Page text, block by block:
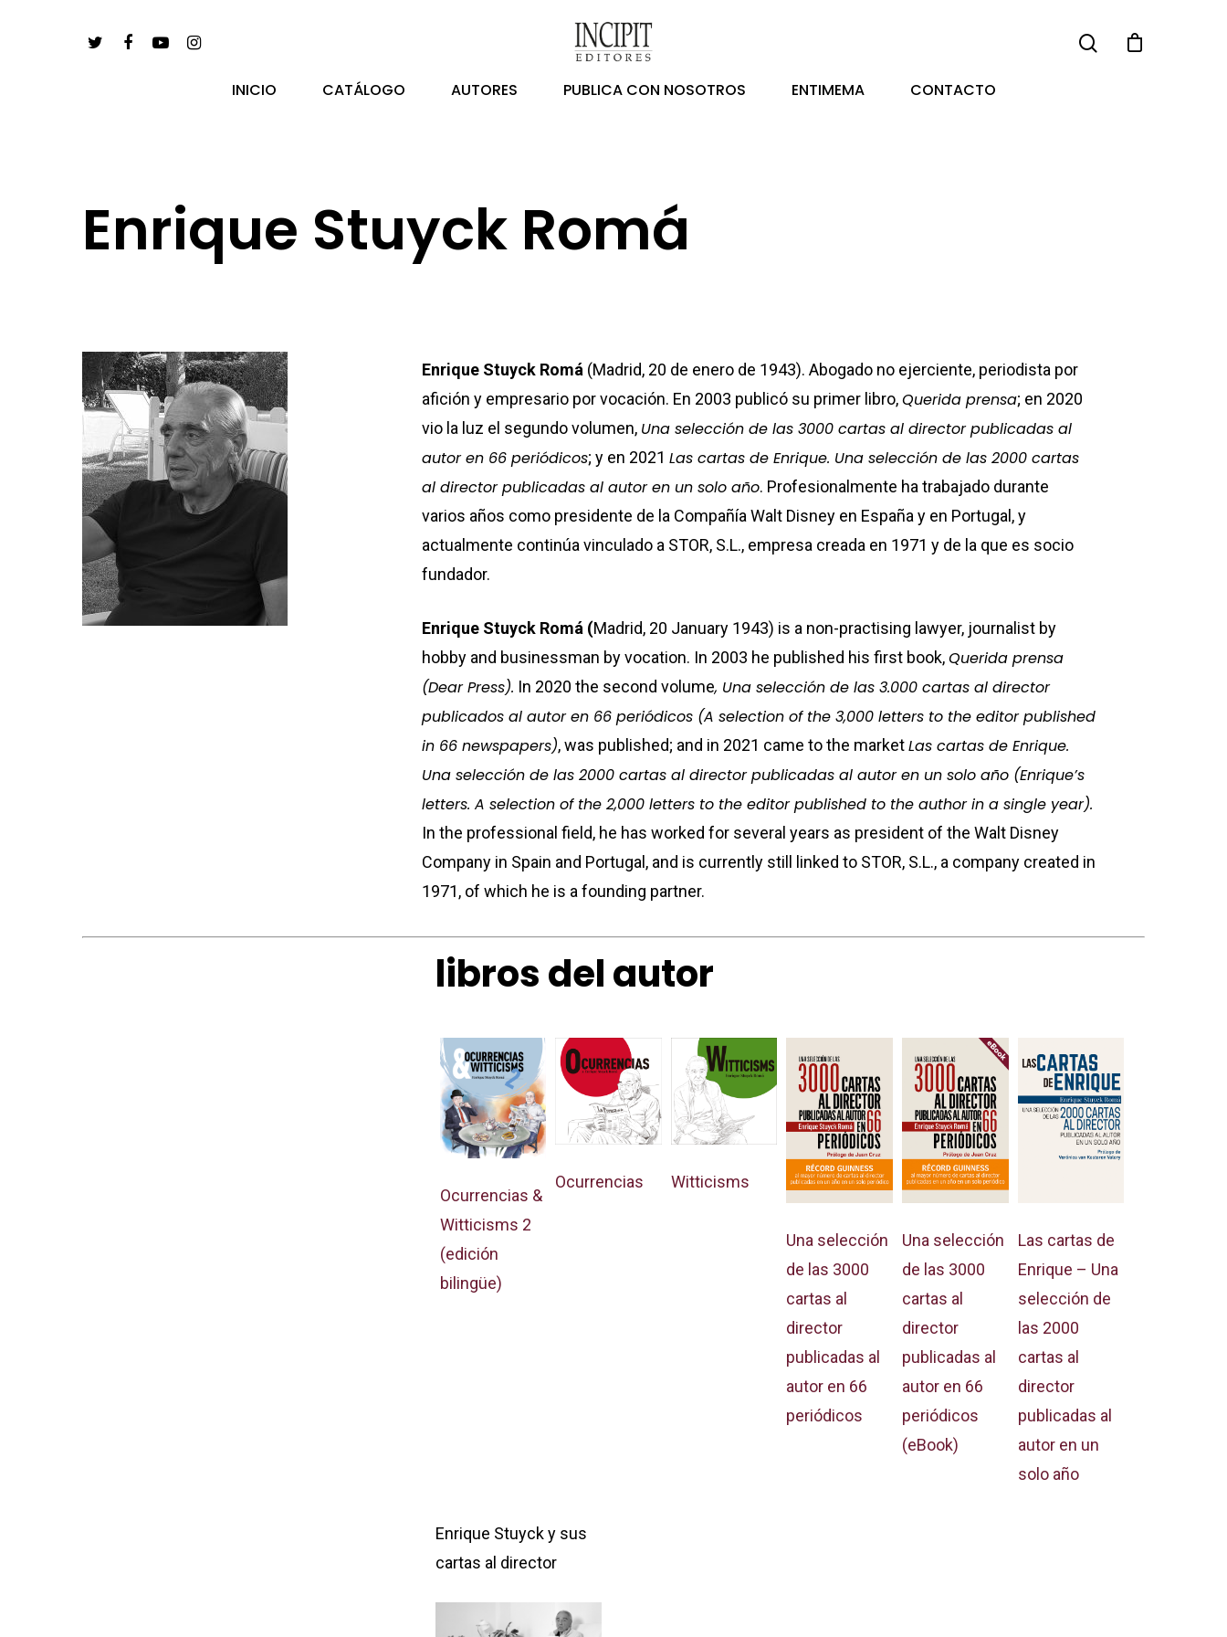
pulsa enter para buscar y esc para salir
INICIO CATÁLOGO AUTORES PUBLICA CON NOSOTROS ENTIMEMA CONTACTO
Enrique Stuyck Romá
Enrique Stuyck Romá (Madrid, 20 de enero de 1943). Abogado no ejerciente, periodista por
afición y empresario por vocación. En 2003 publicó su primer libro,Querida prensa; en 2020
vio la luz el segundo volumen, Una selección de las 3000 cartas al director publicadas al
autor en 66 periódicos; y en 2021Las cartas de Enrique. Una selección de las 2000 cartas
al director publicadas al autor en un solo año. Profesionalmente ha trabajado durante
varios años como presidente de la Compañía Walt Disney en España y en Portugal, y
actualmente continúa vinculado a STOR, S.L., empresa creada en 1971 y de la que es socio
fundador.
Enrique Stuyck Romá (Madrid, 20 January 1943) is a non-practising lawyer, journalist by
hobby and businessman by vocation. In 2003 he published his first book,Querida prensa
(Dear Press). In 2020 the second volume, Una selección de las 3.000 cartas al director
publicados al autor en 66 periódicos (A selection of the 3,000 letters to the editor published
in 66 newspapers), was published; and in 2021 came to the marketLas cartas de Enrique.
Una selección de las 2000 cartas al director publicadas al autor en un solo año (Enrique’s
letters.A selection of the 2,000 letters to the editor published to the author in a single year).
In the professional field, he has worked for several years as president of the Walt Disney
Company in Spain and Portugal, and is currently still linked to STOR, S.L., a company created in
1971, of which he is a founding partner.
libros del autor
Ocurrencias &
Witticisms 2
(edición
bilingüe)
Ocurrencias Witticisms
Una selección
de las 3000
cartas al
director
publicadas al
autor en 66
periódicos
Una selección
de las 3000
cartas al
director
publicadas al
autor en 66
periódicos
(eBook)
Las cartas de
Enrique – Una
selección de
las 2000
cartas al
director
publicadas al
autor en un
solo año
Enrique Stuyck y sus
cartas al director